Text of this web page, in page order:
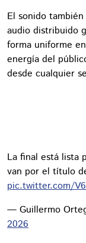
El sonido
audio distribuido
forma uniforme
energía del
desde cualquier
La final está lista
van por el título
pic.twitter.com/
— Guillermo
2026